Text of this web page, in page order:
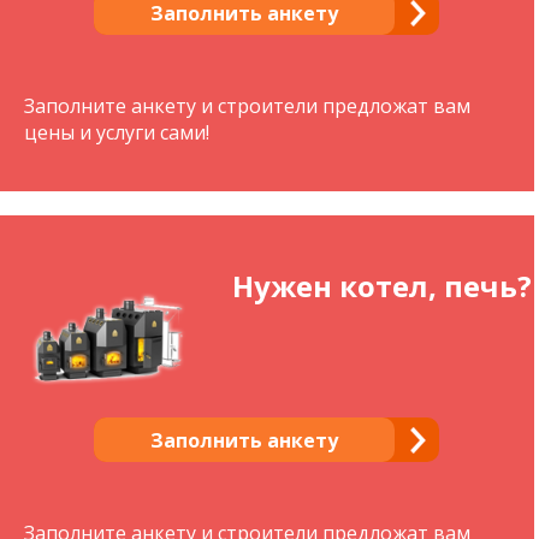
Заполнить анкету
Заполните анкету и строители предложат вам
цены и услуги сами!
Нужен котел, печь?
Заполнить анкету
Заполните анкету и строители предложат вам